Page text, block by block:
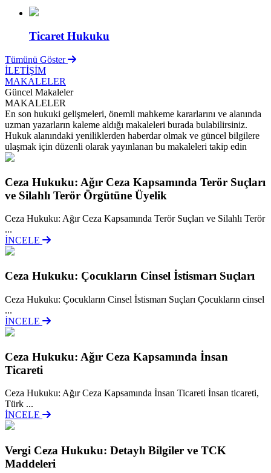
Ticaret Hukuku
Tümünü Göster
İLETİŞİM
MAKALELER
Güncel Makaleler
MAKALELER
En son hukuki gelişmeleri, önemli mahkeme kararlarını ve alanında
uzman yazarların kaleme aldığı makaleleri burada bulabilirsiniz.
Hukuk alanındaki yeniliklerden haberdar olmak ve güncel bilgilere
ulaşmak için düzenli olarak yayınlanan bu makaleleri takip edin
Ceza Hukuku: Ağır Ceza Kapsamında Terör Suçları
ve Silahlı Terör Örgütüne Üyelik
Ceza Hukuku: Ağır Ceza Kapsamında Terör Suçları ve Silahlı Terör
...
İNCELE
Ceza Hukuku: Çocukların Cinsel İstismarı Suçları
Ceza Hukuku: Çocukların Cinsel İstismarı Suçları Çocukların cinsel
...
İNCELE
Ceza Hukuku: Ağır Ceza Kapsamında İnsan
Ticareti
Ceza Hukuku: Ağır Ceza Kapsamında İnsan Ticareti İnsan ticareti,
Türk ...
İNCELE
Vergi Ceza Hukuku: Detaylı Bilgiler ve TCK
Maddeleri